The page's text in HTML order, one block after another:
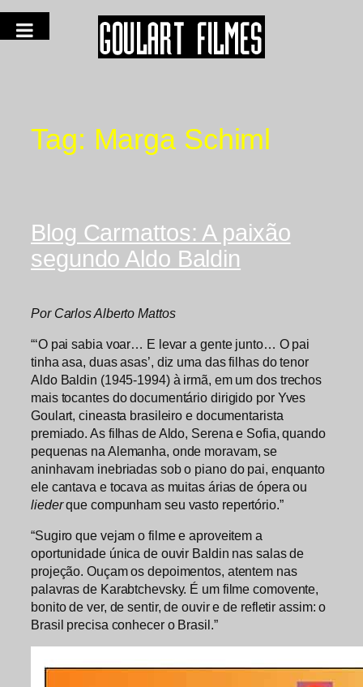
Tag: Marga Schiml
Blog Carmattos: A paixão
segundo Aldo Baldin
Por Carlos Alberto Mattos
“‘O pai sabia voar… E levar a gente junto… O pai
tinha asa, duas asas’, diz uma das filhas do tenor
Aldo Baldin (1945-1994) à irmã, em um dos trechos
mais tocantes do documentário dirigido por Yves
Goulart, cineasta brasileiro e documentarista
premiado. As filhas de Aldo, Serena e Sofia, quando
pequenas na Alemanha, onde moravam, se
aninhavam inebriadas sob o piano do pai, enquanto
ele cantava e tocava as muitas árias de ópera ou
liederque compunham seu vasto repertório.”
“Sugiro que vejam o filme e aproveitem a
oportunidade única de ouvir Baldin nas salas de
projeção. Ouçam os depoimentos, atentem nas
palavras de Karabtchevsky. É um filme comovente,
bonito de ver, de sentir, de ouvir e de refletir assim: o
Brasil precisa conhecer o Brasil.”